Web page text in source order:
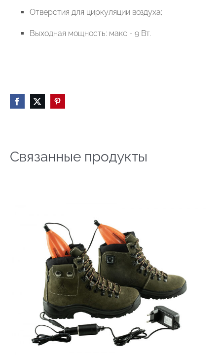
Отверстия для циркуляции воздуха;
Выходная мощность: макс - 9 Вт.
Связанные продукты